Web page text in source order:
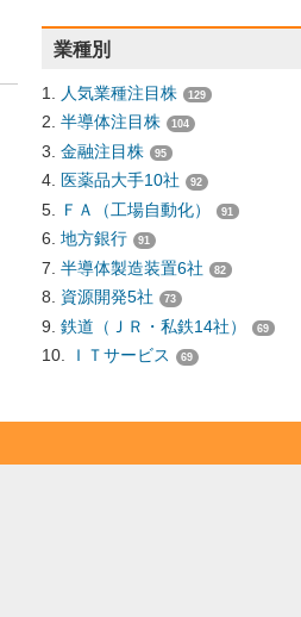
業種別
人気業種注目株 129
半導体注目株 104
金融注目株 95
医薬品大手10社 92
ＦＡ（工場自動化） 91
地方銀行 91
半導体製造装置6社 82
資源開発5社 73
鉄道（ＪＲ・私鉄14社） 69
ＩＴサービス 69